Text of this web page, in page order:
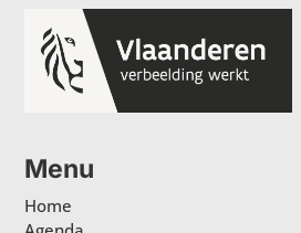
Menu
Home